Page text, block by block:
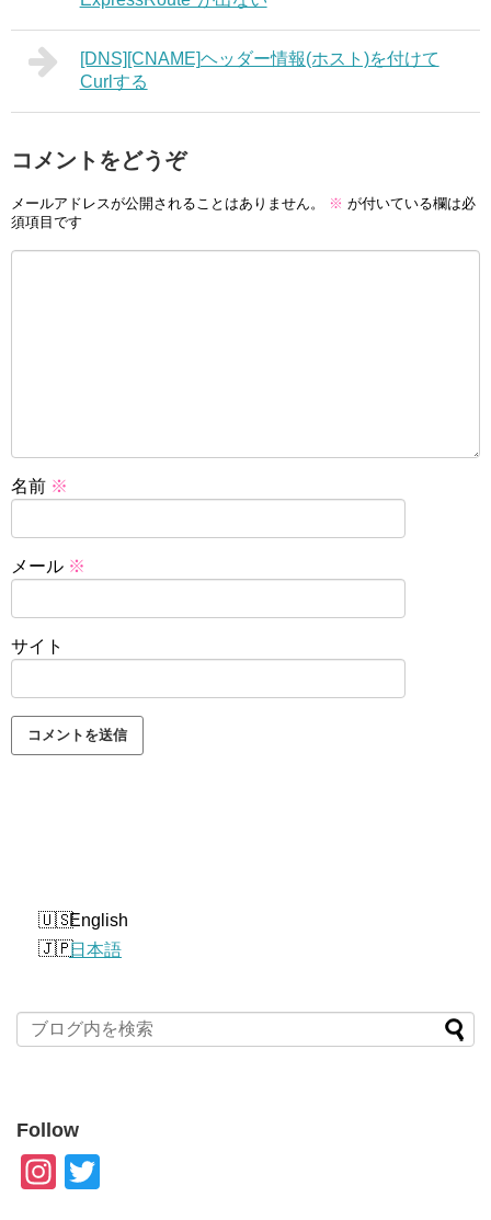
[DNS][CNAME]ヘッダー情報(ホスト)を付けて
Curlする
コメントをどうぞ
メールアドレスが公開されることはありません。 ※ が付いている欄は必
須項目です
名前 ※
メール ※
サイト
English
日本語
Follow
In